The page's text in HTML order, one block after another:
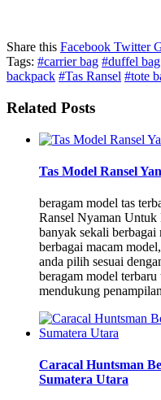
Share this Facebook Twitter
Tags: #carrier bag #duffel bag
backpack #Tas Ransel #tote
Related Posts
Tas Model Ransel
beragam model tas
Ransel Nyaman Untuk
banyak sekali berbagai
berbagai macam
anda pilih sesuai
beragam model
mendukung
Caracal Huntsman
Sumatera Utara